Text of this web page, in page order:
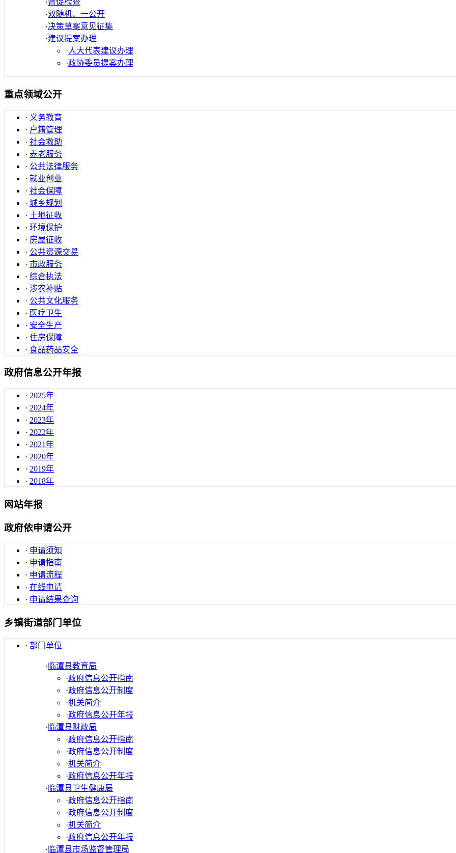
·督促检查
·双随机、一公开
·决策草案意见征集
·建议提案办理
·人大代表建议办理
·政协委员提案办理
重点领域公开
· 义务教育
· 户籍管理
· 社会救助
· 养老服务
· 公共法律服务
· 就业创业
· 社会保障
· 城乡规划
· 土地征收
· 环境保护
· 房屋征收
· 公共资源交易
· 市政服务
· 综合执法
· 涉农补贴
· 公共文化服务
· 医疗卫生
· 安全生产
· 住房保障
· 食品药品安全
政府信息公开年报
· 2025年
· 2024年
· 2023年
· 2022年
· 2021年
· 2020年
· 2019年
· 2018年
网站年报
政府依申请公开
· 申请须知
· 申请指南
· 申请流程
· 在线申请
· 申请结果查询
乡镇街道部门单位
· 部门单位
· 临潭县教育局
·政府信息公开指南
·政府信息公开制度
·机关简介
·政府信息公开年报
· 临潭县财政局
·政府信息公开指南
·政府信息公开制度
·机关简介
·政府信息公开年报
· 临潭县卫生健康局
·政府信息公开指南
·政府信息公开制度
·机关简介
·政府信息公开年报
· 临潭县市场监督管理局